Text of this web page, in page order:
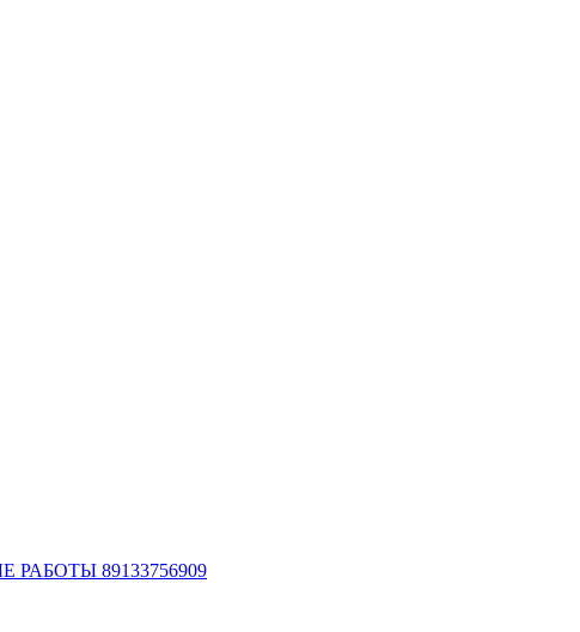
89133756909